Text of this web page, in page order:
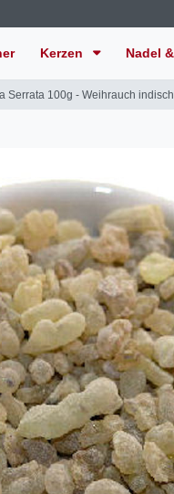
Kerzen Nadel
Serrata 100g - Weihrauch